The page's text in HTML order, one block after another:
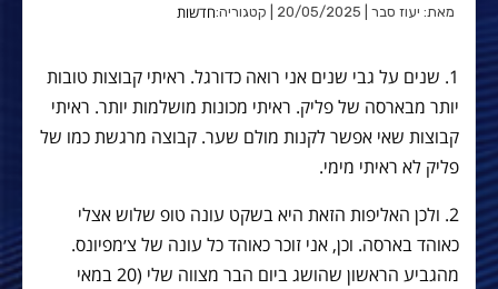
מאת: יעוז סבר | 20/05/2025 | קטגוריה: חדשות
1. שנים על גבי שנים אני רואה כדורגל. ראיתי קבוצות טובות
יותר מבארסה של פליק. ראיתי מכונות מושלמות יותר. ראיתי
קבוצות שאי אפשר לקנות מולם שער. קבוצה מרגשת כמו של
פליק לא ראיתי מימי.
2. ולכן האליפות הזאת היא בשקט עונה טופ שלוש אצלי
כאוהד בארסה. וכן, אני זוכר כאוהד כל עונה של צ׳מפיונס.
מהגביע הראשון שהושג ביום הבר מצווה שלי (20 במאי